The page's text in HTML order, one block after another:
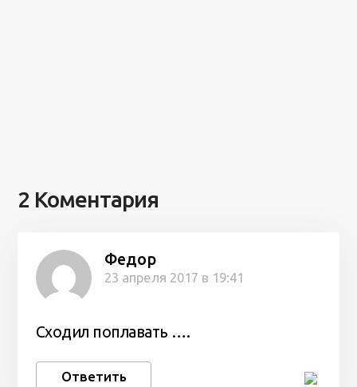
2 Коментария
Федор
23 апреля 2017 в 19:41
Сходил поплавать ….
Ответить